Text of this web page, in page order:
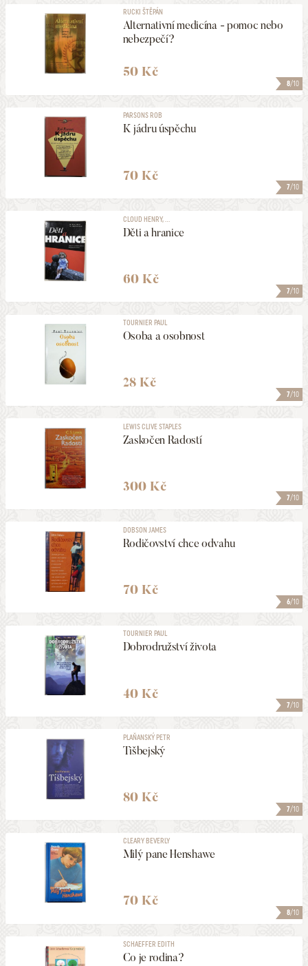
8/10
RUCKI ŠTĚPÁN
Alternativní medicína - pomoc nebo
nebezpečí?
50 Kč
7/10
PARSONS ROB
K jádru úspěchu
70 Kč
7/10
CLOUD HENRY, ...
Děti a hranice
60 Kč
7/10
TOURNIER PAUL
Osoba a osobnost
28 Kč
7/10
LEWIS CLIVE STAPLES
Zaskočen Radostí
300 Kč
6/10
DOBSON JAMES
Rodičovství chce odvahu
70 Kč
7/10
TOURNIER PAUL
Dobrodružství života
40 Kč
7/10
PLAŇANSKÝ PETR
Tišbejský
80 Kč
8/10
CLEARY BEVERLY
Milý pane Henshawe
70 Kč
SCHAEFFER EDITH
Co je rodina?